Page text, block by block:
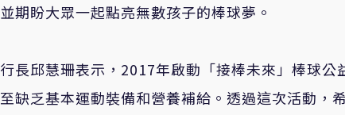
期盼大眾一起點亮無數孩子的棒球夢。
長邱慧珊表示，2017年啟動「接棒未來」棒球公
缺乏基本運動裝備和營養補給。透過這次活動，